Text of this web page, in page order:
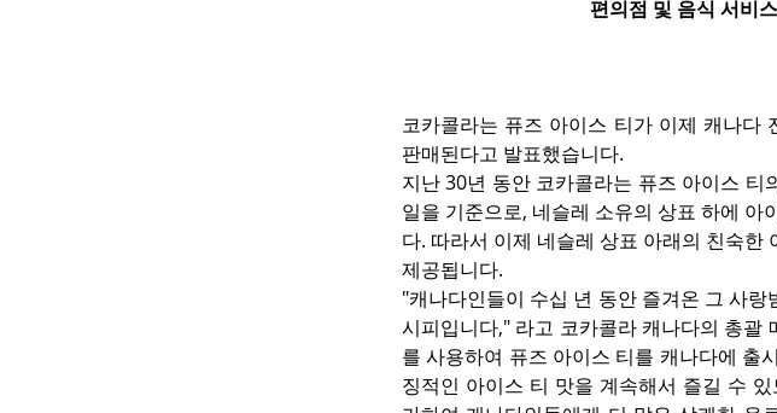
편의점 및 음식 서비
코카콜라는 퓨즈 아이스 티가 이제 캐나다
판매된다고 발표했습니다.
지난 30년 동안 코카콜라는 퓨즈 아이스 티
일을 기준으로, 네슬레 소유의 상표 하에 아
다. 따라서 이제 네슬레 상표 아래의 친숙
제공됩니다.
"캐나다인들이 수십 년 동안 즐겨온 그 사
시피입니다," 라고 코카콜라 캐나다의 총괄
를 사용하여 퓨즈 아이스 티를 캐나다에 출
징적인 아이스 티 맛을 계속해서 즐길 수